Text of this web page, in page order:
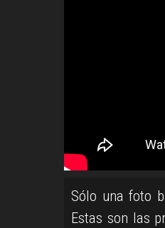
Sólo una foto
Estas son las